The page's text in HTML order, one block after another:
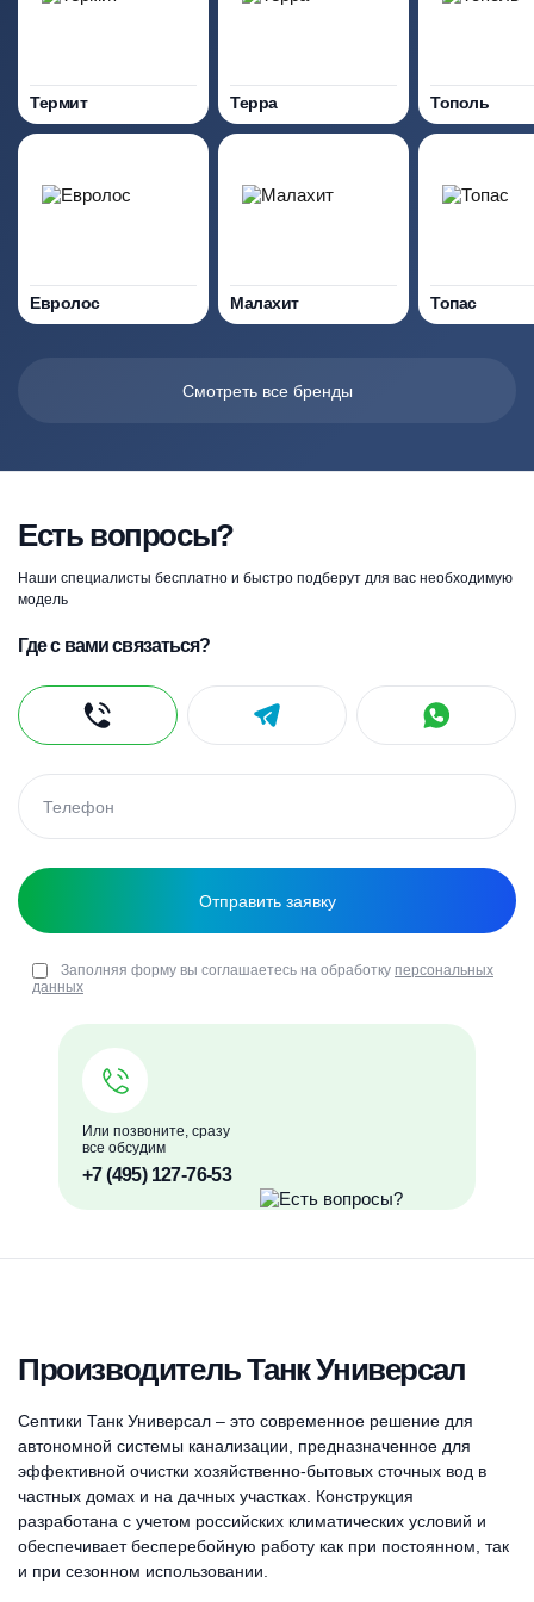
Термит Терра Тополь
Евролос Малахит Топас
Смотреть все бренды
Есть вопросы?
Наши специалисты бесплатно и быстро подберут для вас необходимую
модель
Или позвоните, сразу
все обсудим
+7 (495) 127-76-53
Где с вами связаться?
Заполняя форму вы соглашаетесь на обработку персональных
данных
Производитель Танк Универсал
Септики Танк Универсал – это современное решение для
автономной системы канализации, предназначенное для
эффективной очистки хозяйственно-бытовых сточных вод в
частных домах и на дачных участках. Конструкция
разработана с учетом российских климатических условий и
обеспечивает бесперебойную работу как при постоянном, так
и при сезонном использовании.